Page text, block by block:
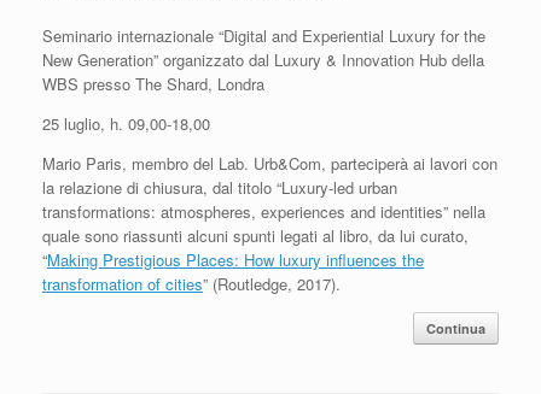
Seminario internazionale “Digital and Experiential Luxury for the
New Generation” organizzato dal Luxury & Innovation Hub della
WBS presso The Shard, Londra
25 luglio, h. 09,00-18,00
Mario Paris, membro del Lab. Urb&Com, parteciperà ai lavori con
la relazione di chiusura, dal titolo “Luxury-led urban
transformations: atmospheres, experiences and identities” nella
quale sono riassunti alcuni spunti legati al libro, da lui curato,
“Making Prestigious Places: How luxury influences the
transformation of cities” (Routledge, 2017).
Continua